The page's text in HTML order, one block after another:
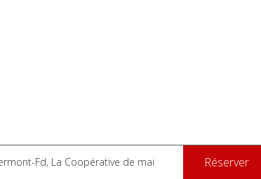
Réserver
Fd, La Coopérative de mai